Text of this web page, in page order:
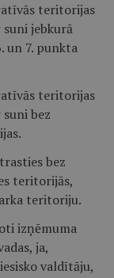
teritorijas
jebkurā
un 7. punkta
teritorijas
bez
bez
teritorijās,
teritoriju.
izņēmuma
ja,
valdītāju,